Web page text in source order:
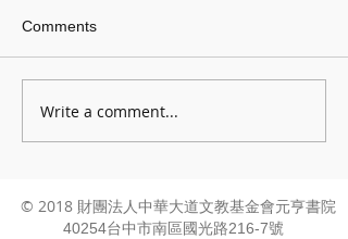
Comments
Write a comment...
© 2018 財團法人中華大道文教基金會元亨書院
40254台中市南區國光路216-7號